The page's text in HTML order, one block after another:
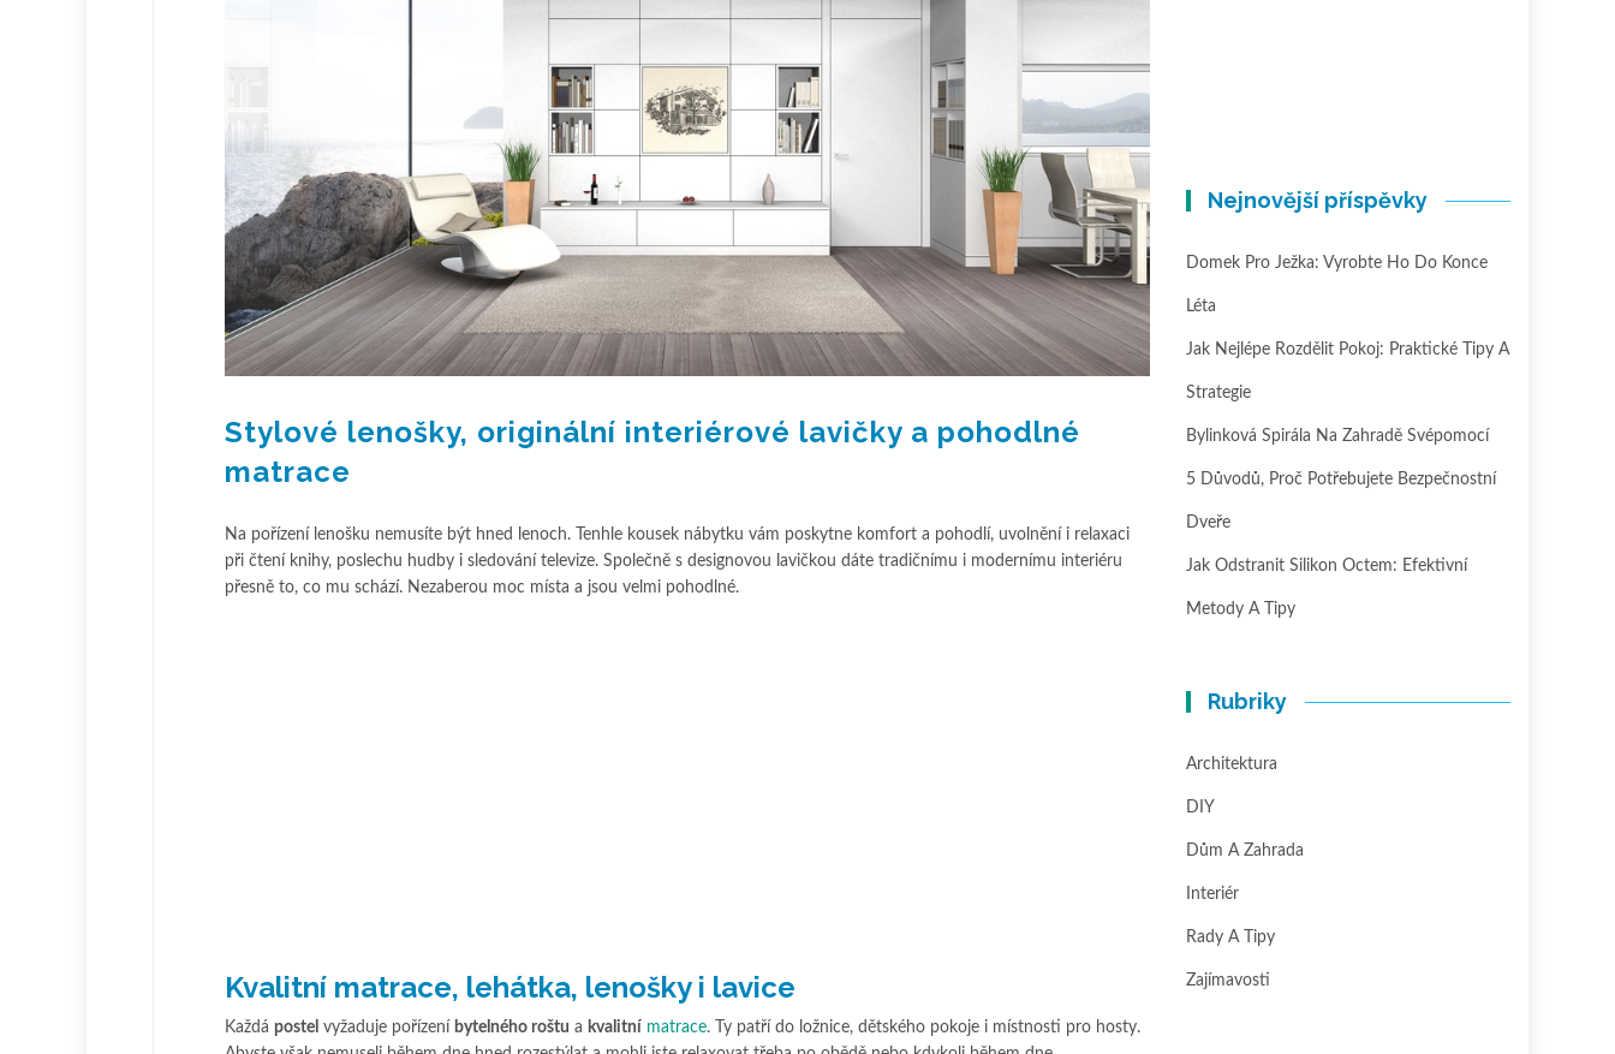
Stylové lenošky, originální interiérové lavičky a pohodlné
matrace
Na pořízení lenošku nemusíte být hned lenoch. Tenhle kousek nábytku vám poskytne komfort a pohodlí, uvolnění i relaxaci
při čtení knihy, poslechu hudby i sledování televize. Společně s designovou lavičkou dáte tradičnímu i modernímu interiéru
přesně to, co mu schází. Nezaberou moc místa a jsou velmi pohodlné.
Kvalitní matrace, lehátka, lenošky i lavice
Každá postel vyžaduje pořízení bytelného roštu a kvalitní matrace. Ty patří do ložnice, dětského pokoje i místnosti pro hosty.
Nejnovější příspěvky
Domek Pro Ježka: Vyrobte Ho Do Konce
Léta
Jak Nejlépe Rozdělit Pokoj: Praktické Tipy A
Strategie
Bylinková Spirála Na Zahradě Svépomocí
5 Důvodů, Proč Potřebujete Bezpečnostní
Dveře
Jak Odstranit Silikon Octem: Efektivní
Metody A Tipy
Rubriky
Architektura
DIY
Dům A Zahrada
Interiér
Rady A Tipy
Zajímavosti